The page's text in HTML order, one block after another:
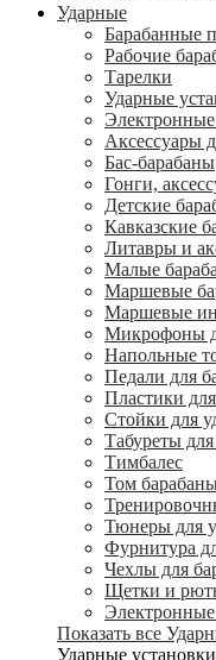
Ударные
Барабанные
Рабочие
Тарелки
Ударные
Аксессуары
Бас-барабаны
Гонги,
Детские
Кавказские
Литавры и
Малые
Маршевые
Маршевые
Микрофоны
Напольные
Педали для
Пластики
Стойки для
Табуреты
Тимбалес
Том
Тюнеры для
Фурнитура
Чехлы для
Щетки и
Показать все
Ударные